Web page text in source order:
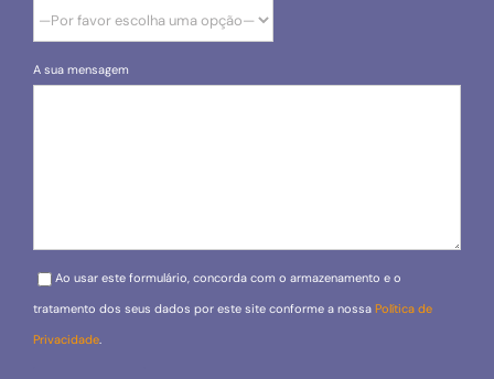
A sua mensagem
Please leave this field empty.
Ao usar este formulário, concorda com o armazenamento e o
tratamento dos seus dados por este site conforme a nossa Política de
Privacidade.